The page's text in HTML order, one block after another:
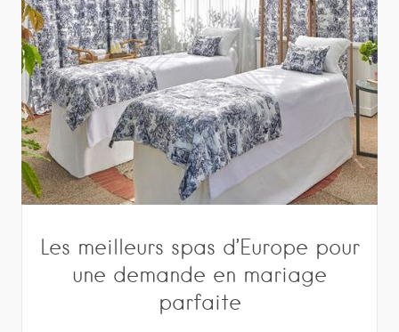
Les meilleurs spas d’Europe pour
une demande en mariage
parfaite